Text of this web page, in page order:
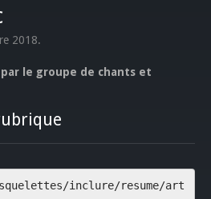
2018.
le groupe de chants et
inclure/resume/art